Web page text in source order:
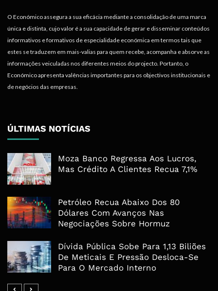
O Económico assegura a sua eficácia mediante a consolidação de uma marca
única e distinta, cujo valor é a sua capacidade de gerar e disseminar conteúdos
informativos e formativos de especialidade económica em termos tais que
estes se traduzem em mais-valias para quem recebe, acompanha e absorve as
informações veiculadas nos diferentes meios do projecto. Portanto, o
Económico apresenta valências importantes para os objectivos institucionais e
de negócios das empresas.
ÚLTIMAS NOTÍCIAS
Moza Banco Regressa Aos Lucros,
Mas Crédito A Clientes Recua 7,1%
Petróleo Recua Abaixo Dos 80
Dólares Com Avanços Nas
Negociações Sobre Hormuz
Dívida Pública Sobe Para 1,13 Biliões
De Meticais E Pressão Desloca-Se
Para O Mercado Interno